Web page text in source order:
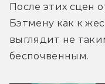
После этих сцен
Бэтмену как к
выглядит не
беспочвенным.